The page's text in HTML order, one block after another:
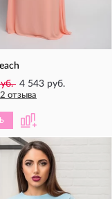
4 543 руб.
2 отзыва